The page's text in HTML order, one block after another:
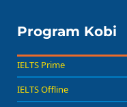
Program Kobi
IELTS Prime
IELTS Offline